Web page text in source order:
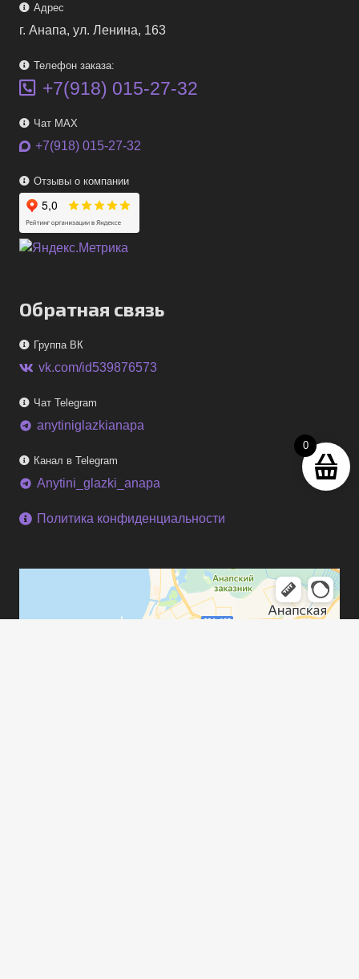
0
Адрес
г. Анапа, ул. Ленина, 163
Телефон заказа:
+7(918) 015-27-32
Чат MAX
+7(918) 015-27-32
Отзывы о компании
Обратная связь
Группа ВК
vk.com/id539876573
Чат Telegram
telegram anytiniglazkianapa
Канал в Telegram
telegram Anytini_glazki_anapa
Политика конфиденциальности